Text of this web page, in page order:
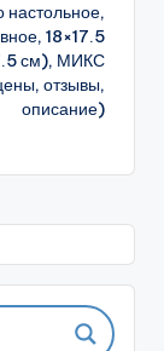
настольное,
18×17.5
см), МИКС
отзывы,
описание)